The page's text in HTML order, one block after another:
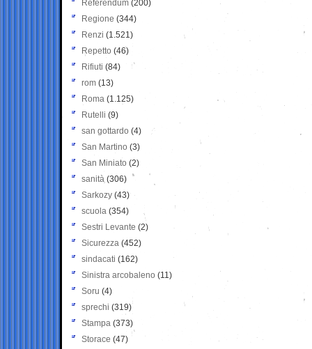
Referendum (200)
Regione (344)
Renzi (1.521)
Repetto (46)
Rifiuti (84)
rom (13)
Roma (1.125)
Rutelli (9)
san gottardo (4)
San Martino (3)
San Miniato (2)
sanità (306)
Sarkozy (43)
scuola (354)
Sestri Levante (2)
Sicurezza (452)
sindacati (162)
Sinistra arcobaleno (11)
Soru (4)
sprechi (319)
Stampa (373)
Storace (47)